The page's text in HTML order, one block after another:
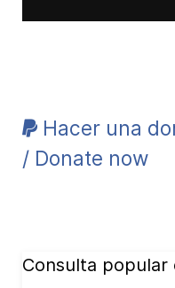
Hacer una
/ Donate now
Consulta popular